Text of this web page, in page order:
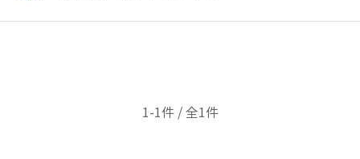
1-1件 / 全1件